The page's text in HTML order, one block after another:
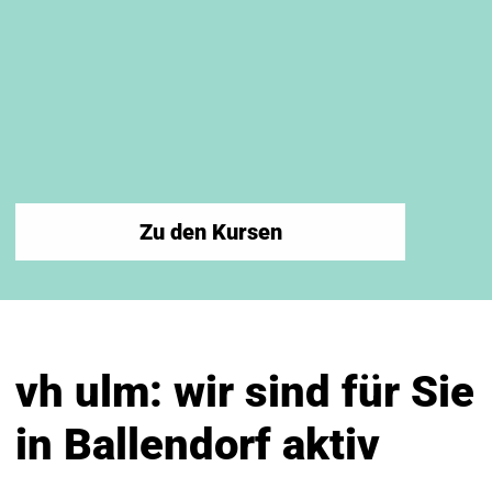
Zu den Kursen
vh ulm: wir sind für Sie
in Ballendorf aktiv